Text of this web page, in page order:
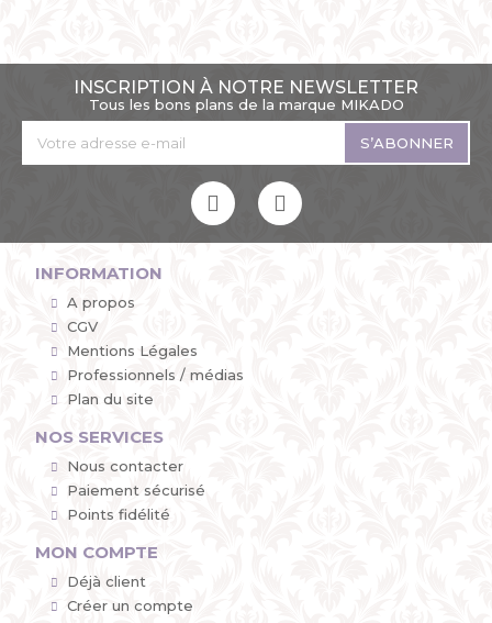
INSCRIPTION À NOTRE NEWSLETTER
Tous les bons plans de la marque MIKADO
S’ABONNER
INFORMATION
A propos
CGV
Mentions Légales
Professionnels / médias
Plan du site
NOS SERVICES
Nous contacter
Paiement sécurisé
Points fidélité
MON COMPTE
Déjà client
Créer un compte